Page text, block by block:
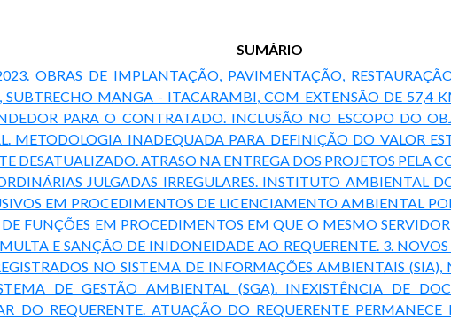
SUMÁRIO
OBRAS DE IMPLANTAÇÃO, PAVIMENTAÇÃO,
MANGA - ITACARAMBI, COM EXTENSÃO DE 57,4
PARA O CONTRATADO. INCLUSÃO NO ESCOPO DO
METODOLOGIA INADEQUADA PARA DEFINIÇÃO DO VALOR
DESATUALIZADO. ATRASO NA ENTREGA DOS PROJETOS PELA
JULGADAS IRREGULARES. INSTITUTO
EM PROCEDIMENTOS DE LICENCIAMENTO AMBIENTAL
FUNÇÕES EM PROCEDIMENTOS EM QUE O MESMO
E SANÇÃO DE INIDONEIDADE AO REQUERENTE. 3.
NO SISTEMA DE INFORMAÇÕES AMBIENTAIS
DE GESTÃO AMBIENTAL (SGA). INEXISTÊNCIA DE
DO REQUERENTE. ATUAÇÃO DO REQUERENTE